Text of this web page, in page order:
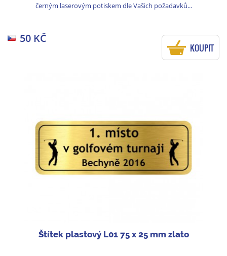
černým laserovým potiskem dle Vašich požadavků...
50 KČ
KOUPIT
Štítek plastový L01 75 x 25 mm zlato